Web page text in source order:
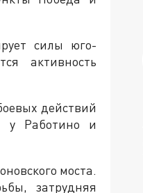
силы юго-
активность
действий
у Работино и
моста.
затрудняя